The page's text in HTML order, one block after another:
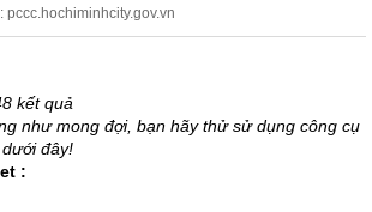
pccc.hochiminhcity.gov.vn
kết quả
như mong đợi, bạn hãy thử sử dụng công cụ
đây!
: